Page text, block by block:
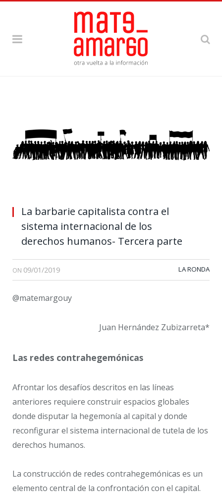
La barbarie capitalista contra el
sistema internacional de los
derechos humanos- Tercera parte
ON 09/01/2019 LA RONDA
@matemargouy
Juan Hernández Zubizarreta*
Las redes contrahegemónicas
Afrontar los desafíos descritos en las líneas
anteriores requiere construir espacios globales
donde disputar la hegemonía al capital y donde
reconfigurar el sistema internacional de tutela de los
derechos humanos.
La construcción de redes contrahegemónicas es un
elemento central de la confrontación con el capital.